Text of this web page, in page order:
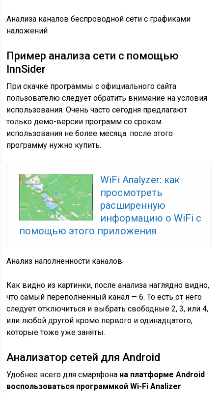
Анализа каналов беспроводной сети с графиками
наложений
Пример анализа сети с помощью
InnSider
При скачке программы с официального сайта
пользователю следует обратить внимание на условия
использования. Очень часто сегодня предлагают
только демо-версии программ со сроком
использования не более месяца. после этого
программу нужно купить.
WiFi Analyzer: как
просмотреть
расширенную
информацию о WiFi с
помощью этого приложения
Анализ наполненности каналов
Как видно из картинки, после анализа наглядно видно,
что самый переполненный канал — 6. То есть от него
следует отключиться и выбрать свободные 2, 3, или 4,
или любой другой кроме первого и одинадцатого,
которые тоже уже заняты.
Анализатор сетей для Android
Удобнее всего для смартфона на платформе Android
воспользоваться программкой Wi-Fi Analizer.